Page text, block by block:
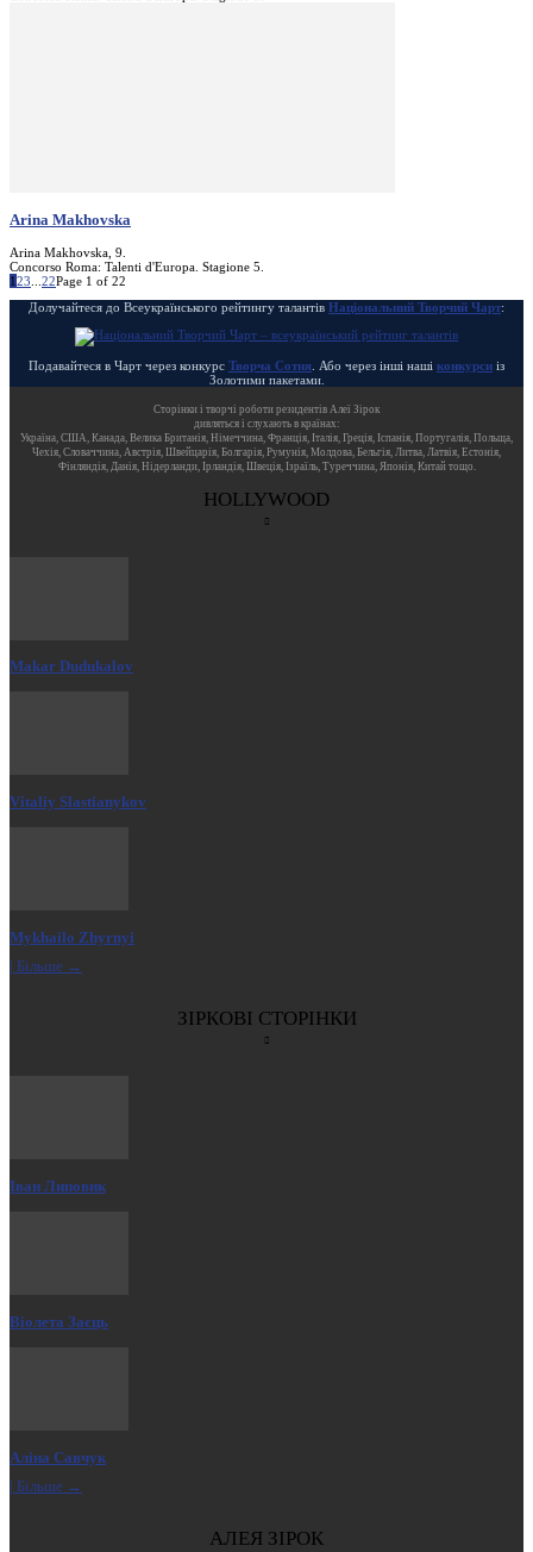
Arina Makhovska
Arina Makhovska, 9.
Concorso Roma: Talenti d'Europa. Stagione 5.
1 23 22Page 1 of 22
Долучайтеся до Всеукраїнського рейтингу талантів Національний Творчий Чарт:
Подавайтеся в Чарт через конкурс Творча Сотня . Або через інші наші конкурси із
Золотими пакетами.
Cторінки і творчі роботи резидентів Алеї Зірок
дивляться і слухають в країнах:
Україна, США, Канада, Велика Британія, Німеччина, Франція, Італія, Греція, Іспанія, Португалія, Польща,
Чехія, Словаччина, Австрія, Швейцарія, Болгарія, Румунія, Молдова, Бельгія, Литва, Латвія, Естонія,
Фінляндія, Данія, Нідерланди, Ірландія, Швеція, Ізраїль, Туреччина, Японія, Китай тощо.
HOLLYWOOD
Makar Dudukalov
Vitaliy Slastianykov
Mykhailo Zhyrnyi
| Більше →
ЗІРКОВІ СТОРІНКИ
Іван Липовик
Віолета Заєць
Аліна Савчук
| Більше →
АЛЕЯ ЗІРОК